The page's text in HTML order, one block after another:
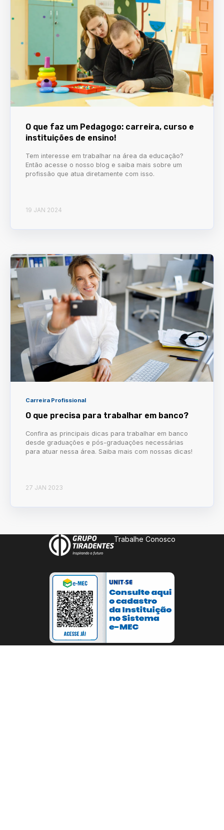
O que faz um Pedagogo: carreira, curso e
instituições de ensino!
Tem interesse em trabalhar na área da educação?
Então acesse o nosso blog e saiba mais sobre um
profissão que atua diretamente com isso.
19 JAN 2024
Carreira Profissional
O que precisa para trabalhar em banco?
Confira as principais dicas para trabalhar em banco
desde graduações e pós-graduações necessárias
para atuar nessa área. Saiba mais com nossas dicas!
27 JAN 2023
Trabalhe Conosco